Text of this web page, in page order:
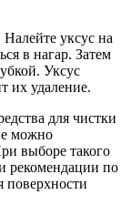
уксус на
в нагар. Затем
Уксус
их удаление.
для чистки
можно
выборе такого
рекомендации по